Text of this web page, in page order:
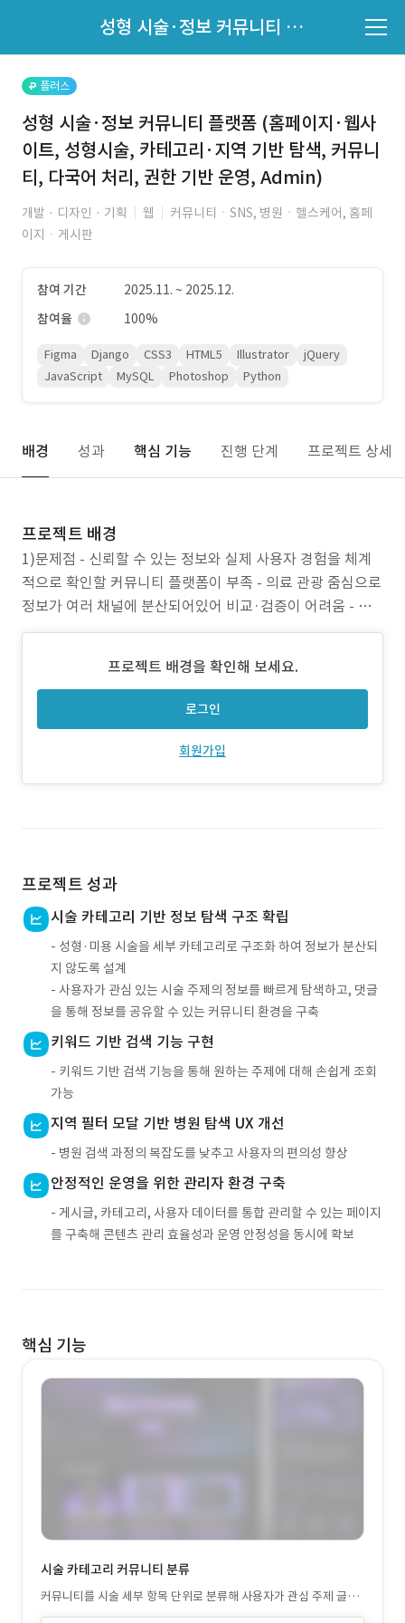
성형 시술·정보 커뮤니티 플랫폼 (홈페이지·웹사이트, 성형시술, 카테고리·지역 기반 탐색, 커뮤니티, 다국어 처리, 권한 기반 운영, Admin)
지원자 목록 바로가기
플러스
성형 시술·정보 커뮤니티 플랫폼 (홈페이지·웹사
이트, 성형시술, 카테고리·지역 기반 탐색, 커뮤니
티, 다국어 처리, 권한 기반 운영, Admin)
개발 · 디자인 · 기획 웹
커뮤니티ㆍSNS, 병원ㆍ헬스케어, 홈페
이지ㆍ게시판
참여 기간
2025.11. ~ 2025.12.
참여율
100%
Figma Django CSS3 HTML5 Illustrator
jQuery
JavaScript
MySQL Photoshop Python
배경 성과 핵심 기능 진행 단계 프로젝트 상세
프로젝트 배경
1)문제점 - 신뢰할 수 있는 정보와 실제 사용자 경험을 체계
적으로 확인할 커뮤니티 플랫폼이 부족 - 의료 관광 줌심으로
정보가 여러 채널에 분산되어있어 비교·검증이 어려움 - 시
술 정보가 구조화 되어있지 않아 우너하는 시술/지역 기준으
체계화해서 필요한 정보를 빠르게 찾을 수 있도록 함 - 후기
기반 커뮤니티를 구축해 사용자 경험을 누
프로젝트 배경을 확인해 보세요.
로그인
회원가입
프로젝트 성과
시술 카테고리 기반 정보 탐색 구조 확립
- 성형·미용 시술을 세부 카테고리로 구조화 하여 정보가 분산되
지 않도록 설계
- 사용자가 관심 있는 시술 주제의 정보를 빠르게 탐색하고, 댓글
을 통해 정보를 공유할 수 있는 커뮤니티 환경을 구축
키워드 기반 검색 기능 구현
- 키워드 기반 검색 기능을 통해 원하는 주제에 대해 손쉽게 조회
가능
지역 필터 모달 기반 병원 탐색 UX 개선
- 병원 검색 과정의 복잡도를 낮추고 사용자의 편의성 향상
안정적인 운영을 위한 관리자 환경 구축
- 게시글, 카테고리, 사용자 데이터를 통합 관리할 수 있는 페이지
를 구축해 콘텐츠 관리 효율성과 운영 안정성을 동시에 확보
핵심 기능
시술 카테고리 커뮤니티 분류
커뮤니티를 시술 세부 항목 단위로 분류해 사용자가 관심 주제 글만
빠르게 탐색하고 대화에 참여할 수 있도록 지원